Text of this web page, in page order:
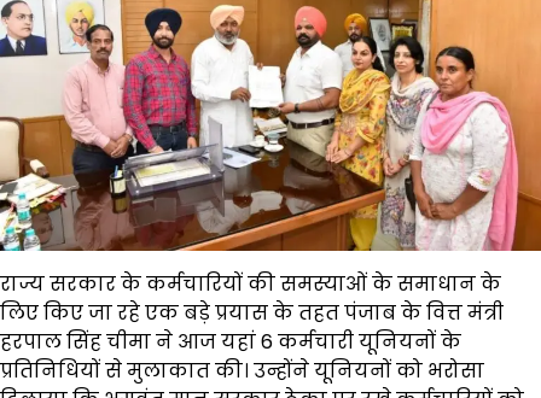
राज्य सरकार के कर्मचारियों की समस्याओं के समाधान के
लिए किए जा रहे एक बड़े प्रयास के तहत पंजाब के वित्त मंत्री
हरपाल सिंह चीमा ने आज यहां 6 कर्मचारी यूनियनों के
प्रतिनिधियों से मुलाकात की। उन्होंने यूनियनों को भरोसा